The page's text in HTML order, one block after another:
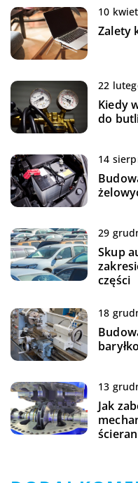
10
Zalety
22
Kiedy
do
14
29
Skup
części
18
13
Jak